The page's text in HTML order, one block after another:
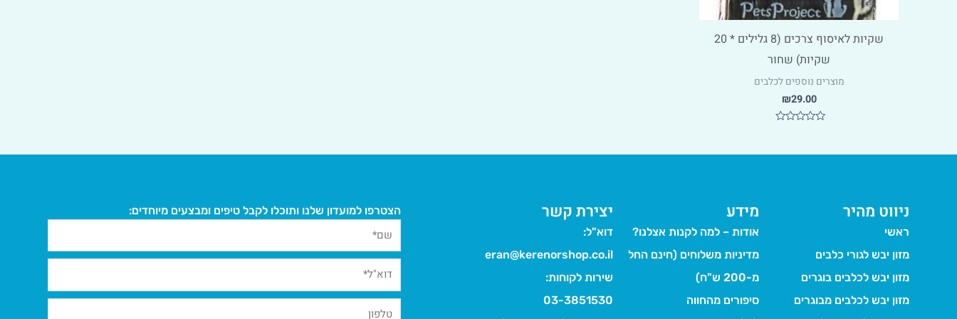
שקיות לאיסוף צרכים (8 גלילים * 20
שקיות) שחור
מוצרים נוספים לכלבים
₪29.00
5
ניווט מהיר
ראשי
מזון יבש לגורי כלבים
מזון יבש לכלבים בוגרים
מזון יבש לכלבים מבוגרים
מידע
אודות – למה לקנות אצלנו?
מדיניות משלוחים (חינם החל
מ-200 ש"ח)
סיפורים מהחווה
יצירת קשר
דוא"ל:
eran@kerenorshop.co.il
שירות לקוחות:
03-3851530
הצטרפו למועדון שלנו ותוכלו לקבל טיפים ומבצעים מיוחדים: